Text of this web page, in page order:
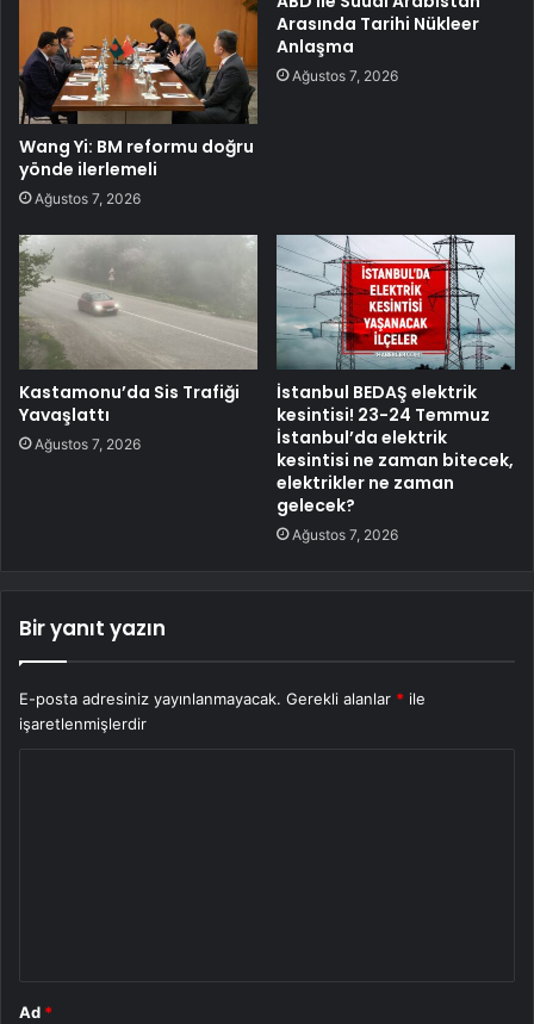
Wang Yi: BM reformu doğru
yönde ilerlemeli
Ağustos 7, 2026
Arasında Tarihi Nükleer
Anlaşma
Ağustos 7, 2026
Kastamonu’da Sis Trafiği
Yavaşlattı
Ağustos 7, 2026
İstanbul BEDAŞ elektrik
kesintisi! 23-24 Temmuz
İstanbul’da elektrik
kesintisi ne zaman bitecek,
elektrikler ne zaman
gelecek?
Ağustos 7, 2026
Bir yanıt yazın
E-posta adresiniz yayınlanmayacak. Gerekli alanlar * ile
işaretlenmişlerdir
Ad *